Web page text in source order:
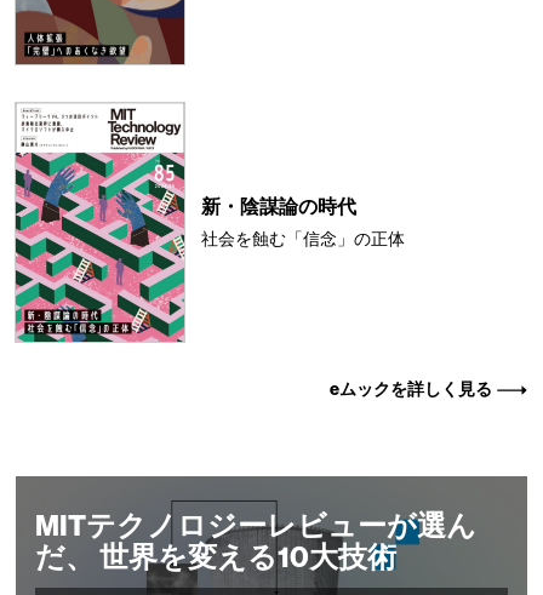
新・陰謀論の時代
社会を蝕む「信念」の正体
eムックを詳しく見る
MITテクノロジーレビューが選ん
だ、 世界を変える10大技術